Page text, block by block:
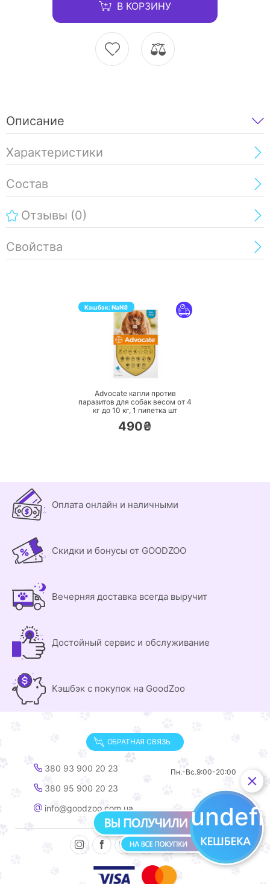
В КОРЗИНУ
Описание
Характеристики
Состав
Отзывы (0)
Свойства
Кэшбэк:NaN₴
ПЕРЕЙТИ
Advocate капли против
паразитов для собак весом от 4
кг до 10 кг, 1 пипетка шт
490₴
Оплата онлайн и наличными
Скидки и бонусы от GOODZOO
Вечерняя доставка всегда выручит
Достойный сервис и обслуживание
Кэшбэк с покупок на GoodZoo
ОБРАТНАЯ СВЯЗЬ
380 93 900 20 23
380 95 900 20 23
info@goodzoo.com.ua
Пн.-Вс.9:00-20:00